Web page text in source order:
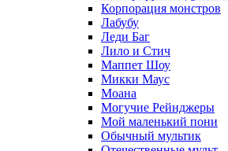
Корпорация монстров
Лабубу
Леди Баг
Лило и Стич
Маппет Шоу
Микки Маус
Моана
Могучие Рейнджеры
Мой маленький пони
Обычный мультик